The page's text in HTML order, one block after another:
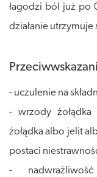
łagodzi ból już po
działanie utrzymuje
- uczulenie na
- wrzody
żołądka albo jelit
postaci
-